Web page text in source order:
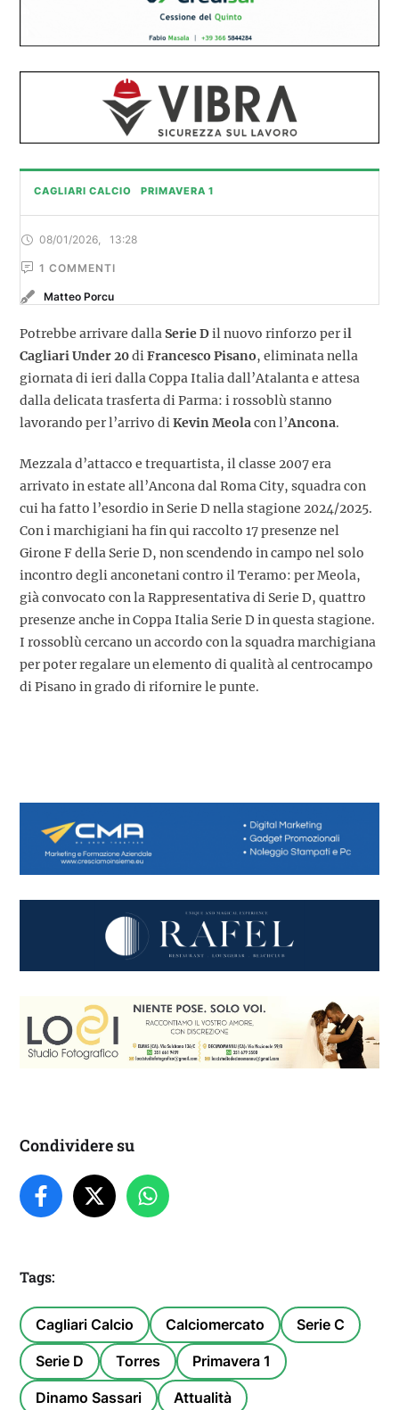
CAGLIARI CALCIO PRIMAVERA 1
08/01/2026 13:28
1 COMMENTI
Matteo Porcu
Potrebbe arrivare dallaSerie Dil nuovo rinforzo per il
Cagliari Under 20diFrancesco Pisano, eliminata nella
giornata di ieri dalla Coppa Italia dall’Atalanta e attesa
dalla delicata trasferta di Parma: i rossoblù stanno
lavorando per l’arrivo diKevin Meolacon l’Ancona.
Mezzala d’attacco e trequartista, il classe 2007 era
arrivato in estate all’Ancona dal Roma City, squadra con
cui ha fatto l’esordio in Serie D nella stagione 2024/2025.
Con i marchigiani ha fin qui raccolto 17 presenze nel
Girone F della Serie D, non scendendo in campo nel solo
incontro degli anconetani contro il Teramo: per Meola,
già convocato con la Rappresentativa di Serie D, quattro
presenze anche in Coppa Italia Serie D in questa stagione.
I rossoblù cercano un accordo con la squadra marchigiana
per poter regalare un elemento di qualità al centrocampo
di Pisano in grado di rifornire le punte.
Condividere su
Tags:
Cagliari Calcio Calciomercato Serie C
Serie D Torres Primavera 1
Dinamo Sassari Attualità